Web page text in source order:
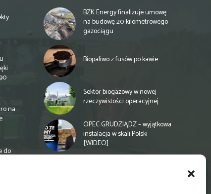
na
do
BZK Energy finalizuje umowę
na budowę 20-kilometrowego
gazociągu
Biopaliwo z fusów po kawie
Sektor biogazowy w nowej
rzeczywistości operacyjnej
OPEC GRUDZIĄDZ – wyjątkowa
instalacja w skali Polski
[WIDEO]